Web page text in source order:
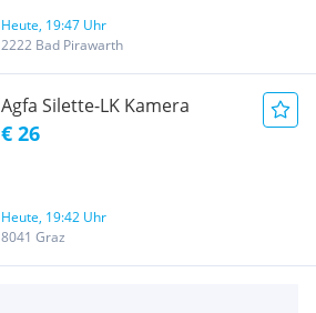
Heute, 19:47 Uhr
2222 Bad Pirawarth
Agfa Silette-LK Kamera
€ 26
Heute, 19:42 Uhr
8041 Graz